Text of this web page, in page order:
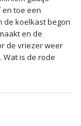
en toe een
de koelkast begon
en de
de vriezer weer
is de rode